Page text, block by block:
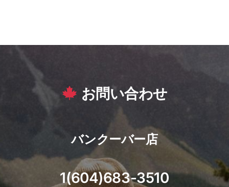
お問い合わせ
バンクーバー店
1(604)683-3510